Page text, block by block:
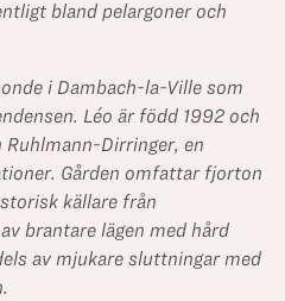
bland pelargoner och
i Dambach-la-Ville som
Léo är född 1992 och
Dirringer, en
Gården omfattar fjorton
källare från
brantare lägen med hård
av mjukare sluttningar med